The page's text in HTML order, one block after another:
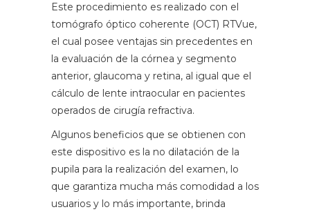
Este procedimiento es realizado con el
tomógrafo óptico coherente (OCT) RTVue,
el cual posee ventajas sin precedentes en
la evaluación de la córnea y segmento
anterior, glaucoma y retina, al igual que el
cálculo de lente intraocular en pacientes
operados de cirugía refractiva.
Algunos beneficios que se obtienen con
este dispositivo es la no dilatación de la
pupila para la realización del examen, lo
que garantiza mucha más comodidad a los
usuarios y lo más importante, brinda